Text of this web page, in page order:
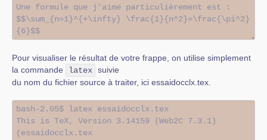
Pour visualiser le résultat de votre frappe, on utilise simplement
la commande
latex suivie
du nom du fichier source à traiter, ici essaidocclx.tex.